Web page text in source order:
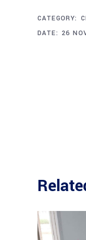
CATEGORY:
DATE: 26